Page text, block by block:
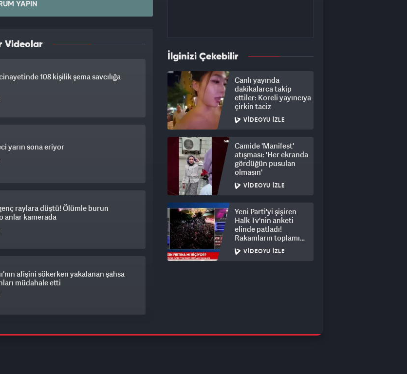
YAPIN
Videolar
108 kişilik şema savcılığa
yarın sona eriyor
raylara düştü! Ölümle burun
anlar kamerada
afişini sökerken yakalanan şahsa
müdahale etti
İlginizi Çekebilir
Canlı yayında
dakikalarca takip
ettiler: Koreli yayıncıya
çirkin taciz
VIDEOYU İZLE
Camide 'Manifest'
atışması: 'Her ekranda
gördüğün pusulan
olmasın'
VIDEOYU İZLE
Yeni Parti'yi şişiren
Halk Tv'nin anketi
elinde patladı!
Rakamların toplamı
dalga konusu oldu
VIDEOYU İZLE